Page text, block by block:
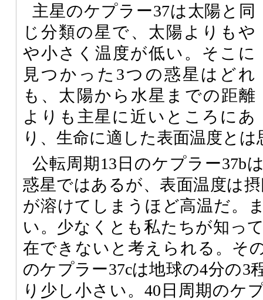
主星のケプラー37は太陽と同
じ分類の星で、太陽よりもや
や小さく温度が低い。そこに
見つかった3つの惑星はどれ
も、太陽から水星までの距離
よりも主星に近いところにあ
り、生命に適した表面温度とは
公転周期13日のケプラー37b
惑星ではあるが、表面温度は
が溶けてしまうほど高温だ。
い。少なくとも私たちが知っ
在できないと考えられる。そ
のケプラー37cは地球の4分の3
り少し小さい。40日周期のケ